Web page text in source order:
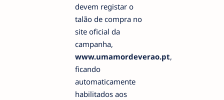
devem registar o
talão de compra no
site oficial da
campanha,
www.umamordeverao.pt,
ficando
automaticamente
habilitados aos